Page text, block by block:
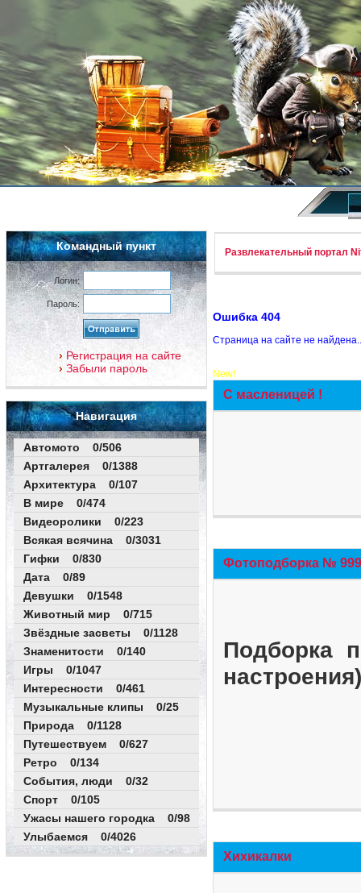
Командный пункт
Логин:
Пароль:
Регистрация на сайте
Забыли пароль
Навигация
Автомото 0/506
Артгалерея 0/1388
Архитектура 0/107
В мире 0/474
Видеоролики 0/223
Всякая всячина 0/3031
Гифки 0/830
Дата 0/89
Девушки 0/1548
Животный мир 0/715
Звёздные засветы 0/1128
Знаменитости 0/140
Игры 0/1047
Интересности 0/461
Музыкальные клипы 0/25
Природа 0/1128
Путешествуем 0/627
Ретро 0/134
События, люди 0/32
Спорт 0/105
Ужасы нашего городка 0/98
Улыбаемся 0/4026
Развлекательный портал
Ошибка 404
Страница на сайте не
New!
С масленицей !
Фотоподборка №
Подборка
Хихикалки